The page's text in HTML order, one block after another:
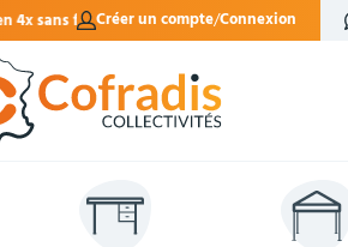
Créer un compte Connexion